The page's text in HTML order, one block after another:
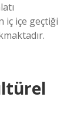
içe geçtiği